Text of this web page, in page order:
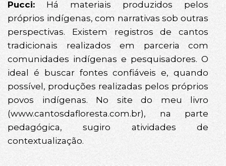
Pucci: Há materiais produzidos pelos
próprios indígenas, com narrativas sob outras
perspectivas. Existem registros de cantos
tradicionais realizados em parceria com
comunidades indígenas e pesquisadores. O
ideal é buscar fontes confiáveis e, quando
possível, produções realizadas pelos próprios
povos indígenas. No site do meu livro
(www.cantosdafloresta.com.br), na parte
pedagógica, sugiro atividades de
contextualização.